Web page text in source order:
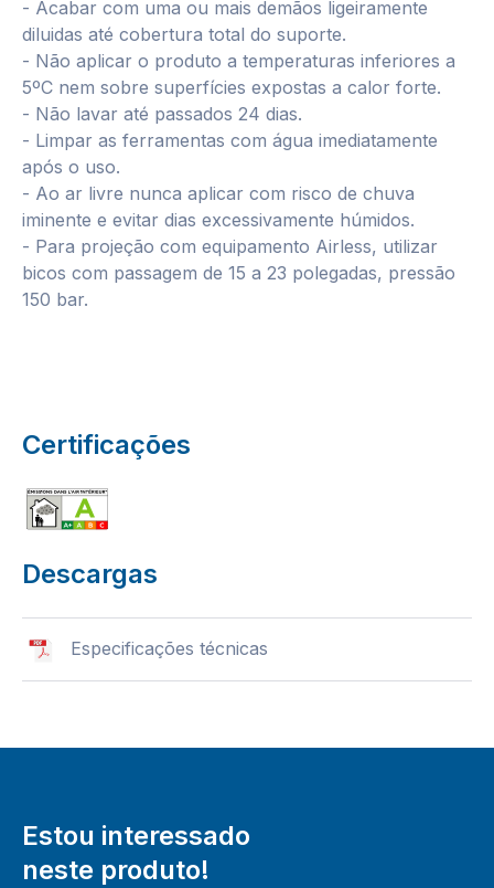
- Acabar com uma ou mais demãos ligeiramente
diluidas até cobertura total do suporte.
- Não aplicar o produto a temperaturas inferiores a
5ºC nem sobre superfícies expostas a calor forte.
- Não lavar até passados 24 dias.
- Limpar as ferramentas com água imediatamente
após o uso.
- Ao ar livre nunca aplicar com risco de chuva
iminente e evitar dias excessivamente húmidos.
- Para projeção com equipamento Airless, utilizar
bicos com passagem de 15 a 23 polegadas, pressão
150 bar.
Certificações
Descargas
Especificações técnicas
Estou interessado
neste produto!